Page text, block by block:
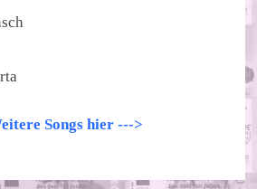
Songs hier --->